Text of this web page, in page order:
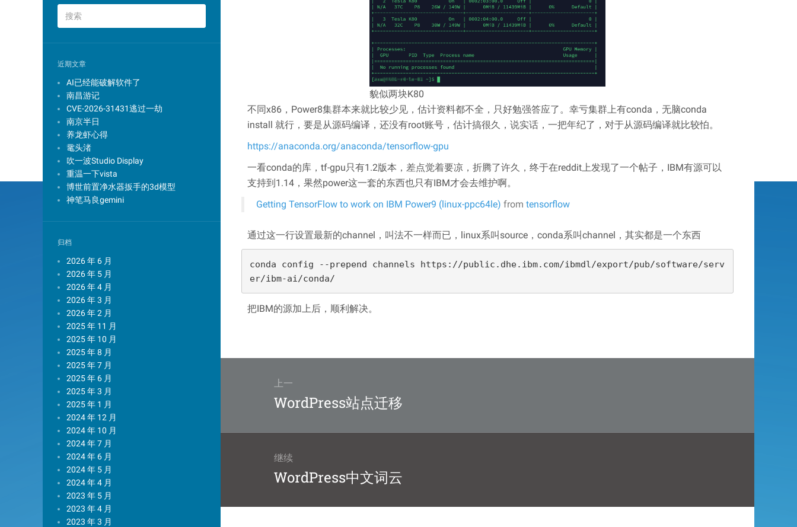
近期文章
AI已经能破解软件了
南昌游记
CVE-2026-31431逃过一劫
南京半日
养龙虾心得
鼋头渚
吹一波Studio Display
重温一下vista
博世前置净水器扳手的3d模型
神笔马良gemini
归档
2026 年 6 月
2026 年 5 月
2026 年 4 月
2026 年 3 月
2026 年 2 月
2025 年 11 月
2025 年 10 月
2025 年 8 月
2025 年 7 月
2025 年 6 月
2025 年 3 月
2025 年 1 月
2024 年 12 月
2024 年 10 月
2024 年 7 月
2024 年 6 月
2024 年 5 月
2024 年 4 月
2023 年 5 月
2023 年 4 月
2023 年 3 月
貌似两块K80
不同x86，Power8集群本来就比较少见，估计资料都不全，只好勉强答应了。幸亏集群上有conda，无脑conda
install 就行，要是从源码编译，还没有root账号，估计搞很久，说实话，一把年纪了，对于从源码编译就比较怕。
https://anaconda.org/anaconda/tensorflow-gpu
一看conda的库，tf-gpu只有1.2版本，差点觉着要凉，折腾了许久，终于在reddit上发现了一个帖子，IBM有源可以
支持到1.14，果然power这一套的东西也只有IBM才会去维护啊。
Getting TensorFlow to work on IBM Power9 (linux-ppc64le) from tensorflow
通过这一行设置最新的channel，叫法不一样而已，linux系叫source，conda系叫channel，其实都是一个东西
conda config --prepend channels https://public.dhe.ibm.com/ibmdl/export/pub/software/serv
er/ibm-ai/conda/
把IBM的源加上后，顺利解决。
航
上一
上
WordPress站点迁移
继续
下
WordPress中文词云